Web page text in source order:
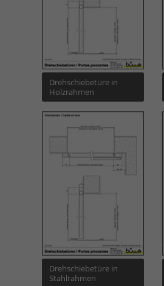
Drehschiebetüre in
Holzrahmen
Drehschiebetüre in
Stahlrahmen